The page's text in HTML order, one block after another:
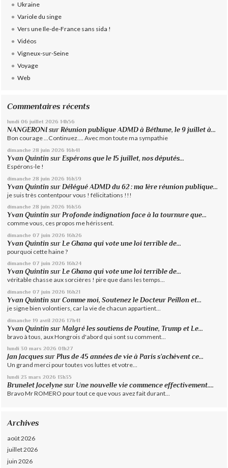
Ukraine
Variole du singe
Vers une Ile-de-France sans sida !
Vidéos
Vigneux-sur-Seine
Voyage
Web
Commentaires récents
lundi 06 juillet 2026 14h56
NANGERONI surRéunion publique ADMD à Béthune, le 9 juillet à...
Bon courage ...Continuez.... Avec mon toute ma sympathie
dimanche 28 juin 2026 16h41
Yvan Quintin surEspérons que le 15 juillet, nos députés...
Espérons-le !
dimanche 28 juin 2026 16h39
Yvan Quintin surDélégué ADMD du 62 : ma 1ère réunion publique...
je suis très contentpour vous ! félicitations !!!
dimanche 28 juin 2026 16h36
Yvan Quintin surProfonde indignation face à la tournure que...
comme vous, ces propos me hérissent.
dimanche 07 juin 2026 16h26
Yvan Quintin sur Le Ghana qui vote une loi terrible de...
pourquoi cette haine ?
dimanche 07 juin 2026 16h24
Yvan Quintin surLe Ghana qui vote une loi terrible de...
véritable chasse aux sorcières ! pire que dans les temps...
dimanche 07 juin 2026 16h21
Yvan Quintin surComme moi, Soutenez le Docteur Peillon et...
je signe bien volontiers, car la vie de chacun appartient...
dimanche 19 avril 2026 17h41
Yvan Quintin surMalgré les soutiens de Poutine, Trump et Le...
bravo à tous, aux Hongrois d'abord qui sont su comment...
lundi 30 mars 2026 01h27
Jan Jacques surPlus de 45 années de vie à Paris s’achèvent ce...
Un grand merci pour toutes vos luttes et votre...
lundi 23 mars 2026 13h35
Brunelet Jocelyne sur Une nouvelle vie commence effectivement....
Bravo Mr ROMERO pour tout ce que vous avez fait durant...
Archives
août 2026
juillet 2026
juin 2026